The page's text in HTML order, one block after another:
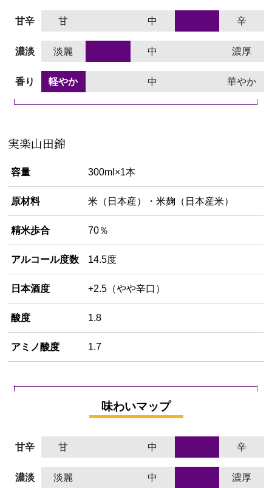
甘辛 甘 中 辛
濃淡 淡麗 中 濃厚
香り 軽やか 中 華やか
実楽山田錦
容量 300ml×1本
原材料 米（日本産）・米麹（日本産米）
精米歩合 70％
アルコール度数 14.5度
日本酒度 +2.5（やや辛口）
酸度 1.8
アミノ酸度 1.7
味わいマップ
甘辛 甘 中 辛
濃淡 淡麗 中 濃厚